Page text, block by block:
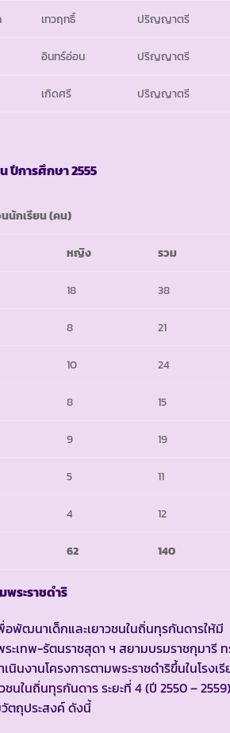
เทวฤทธิ์ ปริญญาตรี
อินทร์อ่อน ปริญญาตรี
เกิดศรี ปริญญาตรี
ปีการศึกษา2555
นนักเรียน(คน)
หญิง รวม
18 38
8 21
10 24
8 15
9 19
5 11
4 12
62 140
พระราชดำริ
าเด็กและเยาวชนในถิ่นทุรกันดารให้มี
เทพ-รัตนราชสุดา ฯ สยามบรมราชกุมารี
นินงานโครงการตามพระราชดำริขึ้นในโรงเ
นในถิ่นทุรกันดาร ระยะที่ 4 (ปี 2550 – 2559)
ตถุประสงค์ ดังนี้